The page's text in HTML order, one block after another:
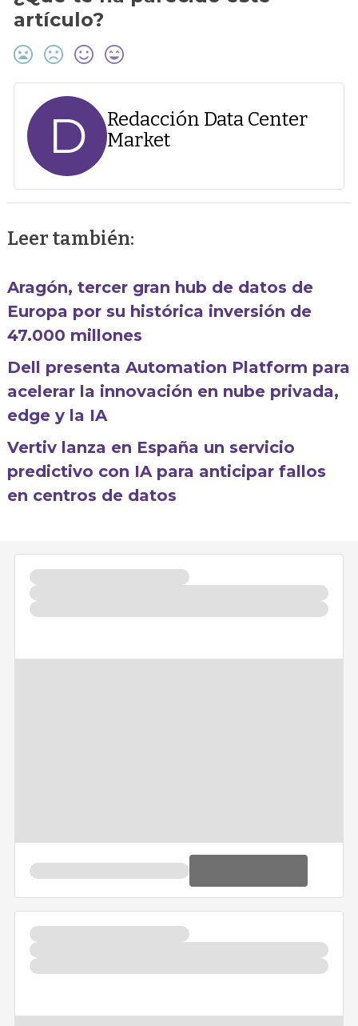
artículo?
D
Redacción Data Center
Market
Leer también:
Aragón, tercer gran hub de datos de
Europa por su histórica inversión de
47.000 millones
Dell presenta Automation Platform para
acelerar la innovación en nube privada,
edge y la IA
Vertiv lanza en España un servicio
predictivo con IA para anticipar fallos
en centros de datos